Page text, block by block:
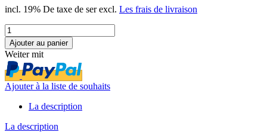
incl. 19% De taxe de ser excl. Les frais de livraison
Weiter mit
Ajouter à la liste de souhaits
La description
La description